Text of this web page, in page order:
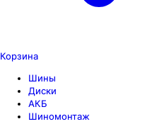
Корзина
Шины
Диски
АКБ
Шиномонтаж